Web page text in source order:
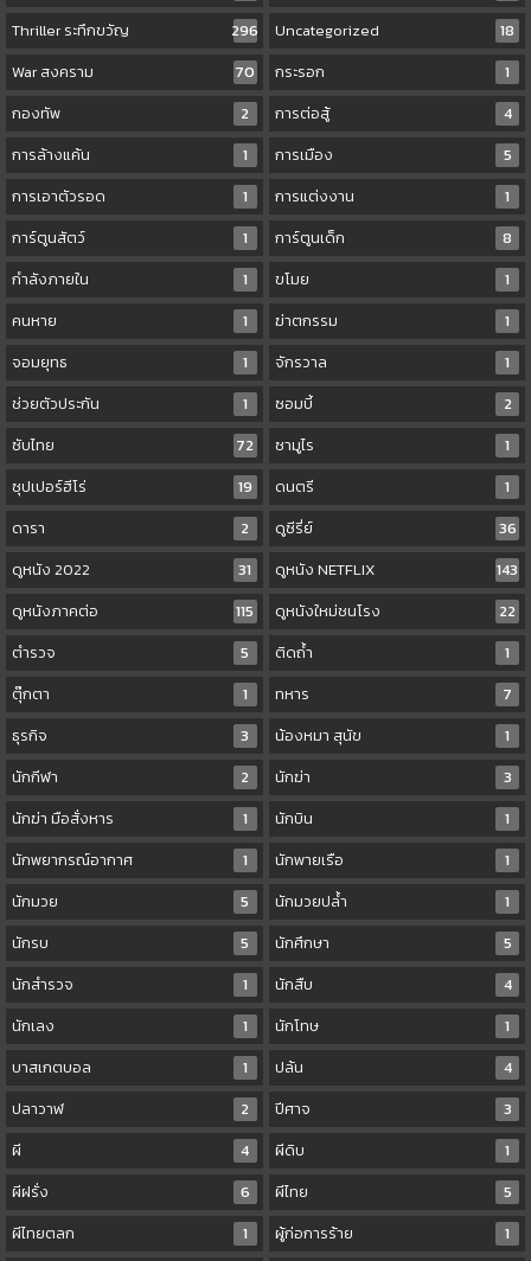
Thriller ระทึกขวัญ
296 Uncategorized
18
War สงคราม
70 กระรอก
1
กองทัพ
2 การต่อสู้
4
การล้างแค้น
1 การเมือง
5
การเอาตัวรอด
1 การแต่งงาน
1
การ์ตูนสัตว์
1 การ์ตูนเด็ก
8
กำลังภายใน
1 ขโมย
1
คนหาย
1 ฆ่าตกรรม
1
จอมยุทธ
1 จักรวาล
1
ช่วยตัวประกัน
1 ซอมบี้
2
ซับไทย
72 ซามูไร
1
ซุปเปอร์ฮีโร่
19 ดนตรี
1
ดารา
2 ดูซีรี่ย์
36
ดูหนัง 2022
31 ดูหนัง NETFLIX
143
ดูหนังภาคต่อ
115 ดูหนังใหม่ชนโรง
22
ตำรวจ
5 ติดถ้ำ
1
ตุ๊กตา
1 ทหาร
7
ธุรกิจ
3 น้องหมา สุนัข
1
นักกีฬา
2 นักฆ่า
3
นักฆ่า มือสั่งหาร
1 นักบิน
1
นักพยากรณ์อากาศ
1 นักพายเรือ
1
นักมวย
5 นักมวยปล้ำ
1
นักรบ
5 นักศึกษา
5
นักสำรวจ
1 นักสืบ
4
นักเลง
1 นักโทษ
1
บาสเกตบอล
1 ปล้น
4
ปลาวาฬ
2 ปีศาจ
3
ผี
4 ผีดิบ
1
ผีฝรั่ง
6 ผีไทย
5
ผีไทยตลก
1 ผู้ก่อการร้าย
1